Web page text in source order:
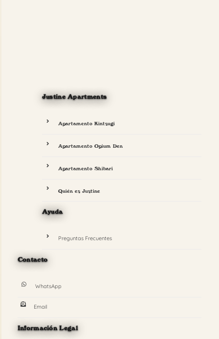
Justine Apartments
Apartamento Kintsugi
Apartamento Opium Den
Apartamento Shibari
Quién es Justine
Ayuda
Preguntas Frecuentes
Contacto
WhatsApp
Email
Información Legal